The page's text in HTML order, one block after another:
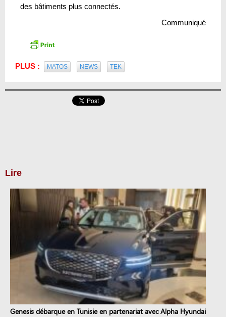
des bâtiments plus connectés.
Communiqué
PLUS : MATOS NEWS TEK
Lire
Genesis débarque en Tunisie en partenariat avec Alpha Hyundai